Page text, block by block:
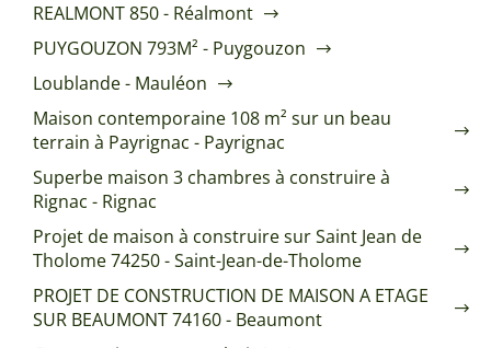
REALMONT 850 - Réalmont
PUYGOUZON 793M² - Puygouzon
Loublande - Mauléon
Maison contemporaine 108 m² sur un beau
terrain à Payrignac - Payrignac
Superbe maison 3 chambres à construire à
Rignac - Rignac
Projet de maison à construire sur Saint Jean de
Tholome 74250 - Saint-Jean-de-Tholome
PROJET DE CONSTRUCTION DE MAISON A ETAGE
SUR BEAUMONT 74160 - Beaumont